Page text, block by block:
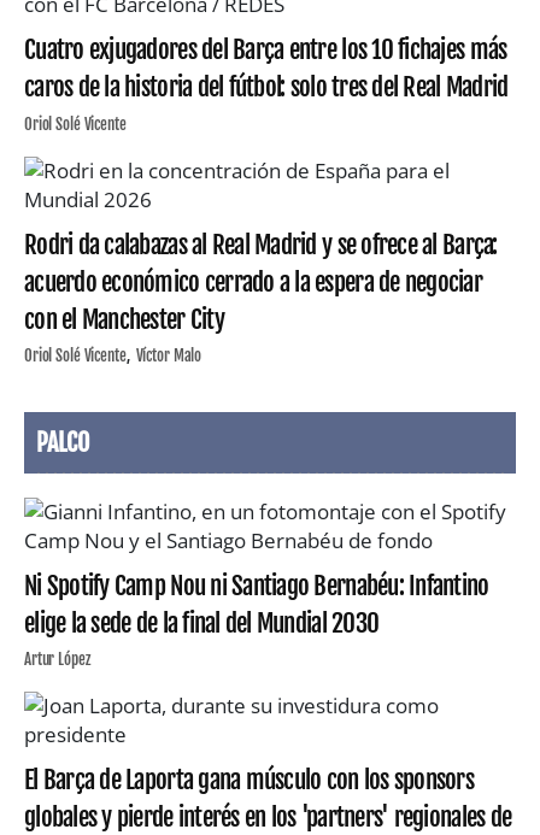
Cuatro exjugadores del Barça entre los 10 fichajes más
caros de la historia del fútbol: solo tres del Real Madrid
Oriol Solé Vicente
Rodri da calabazas al Real Madrid y se ofrece al Barça:
acuerdo económico cerrado a la espera de negociar
con el Manchester City
Oriol Solé Vicente Víctor Malo
PALCO
Ni Spotify Camp Nou ni Santiago Bernabéu: Infantino
elige la sede de la final del Mundial 2030
Artur López
El Barça de Laporta gana músculo con los sponsors
globales y pierde interés en los 'partners' regionales de